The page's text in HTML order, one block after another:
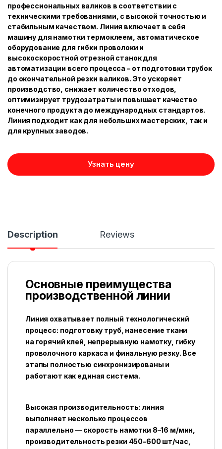
профессиональных валиков в соответствии с
техническими требованиями, с высокой точностью и
стабильным качеством. Линия включает в себя
машину для намотки термоклеем, автоматическое
оборудование для гибки проволоки и
высокоскоростной отрезной станок для
автоматизации всего процесса – от подготовки трубок
до окончательной резки валиков. Это ускоряет
производство, снижает количество отходов,
оптимизирует трудозатраты и повышает качество
конечного продукта до международных стандартов.
Линия подходит как для небольших мастерских, так и
для крупных заводов.
Узнать цену
Description Reviews
Основные преимущества
производственной линии
Линия охватывает полный технологический
процесс: подготовку труб, нанесение ткани
на горячий клей, непрерывную намотку, гибку
проволочного каркаса и финальную резку. Все
этапы полностью синхронизированы и
работают как единая система.
Высокая производительность: линия
выполняет несколько процессов
параллельно — скорость намотки 8–16 м/мин,
производительность резки 450–600 шт/час,